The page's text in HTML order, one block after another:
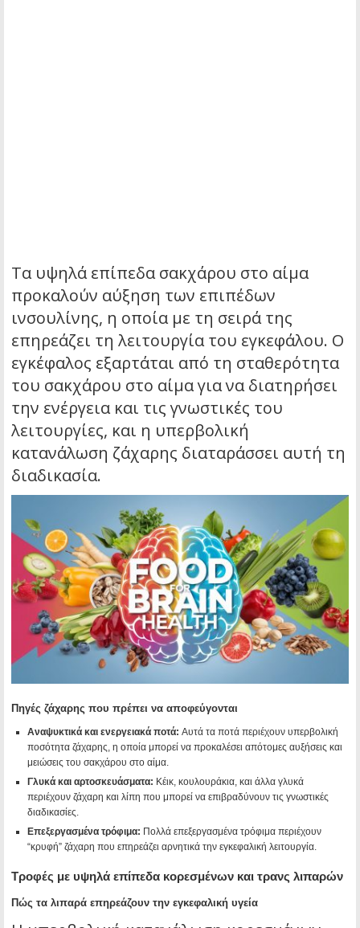
Τα υψηλά επίπεδα σακχάρου στο αίμα
προκαλούν αύξηση των επιπέδων
ινσουλίνης, η οποία με τη σειρά της
επηρεάζει τη λειτουργία του εγκεφάλου. Ο
εγκέφαλος εξαρτάται από τη σταθερότητα
του σακχάρου στο αίμα για να διατηρήσει
την ενέργεια και τις γνωστικές του
λειτουργίες, και η υπερβολική
κατανάλωση ζάχαρης διαταράσσει αυτή τη
διαδικασία.
Πηγές ζάχαρης που πρέπει να αποφεύγονται
Αναψυκτικά και ενεργειακά ποτά: Αυτά τα ποτά περιέχουν υπερβολική
ποσότητα ζάχαρης, η οποία μπορεί να προκαλέσει απότομες αυξήσεις και
μειώσεις του σακχάρου στο αίμα.
Γλυκά και αρτοσκευάσματα: Κέικ, κουλουράκια, και άλλα γλυκά
περιέχουν ζάχαρη και λίπη που μπορεί να επιβραδύνουν τις γνωστικές
διαδικασίες.
Επεξεργασμένα τρόφιμα: Πολλά επεξεργασμένα τρόφιμα περιέχουν
“κρυφή” ζάχαρη που επηρεάζει αρνητικά την εγκεφαλική λειτουργία.
Τροφές με υψηλά επίπεδα κορεσμένων και τρανς λιπαρών
Πώς τα λιπαρά επηρεάζουν την εγκεφαλική υγεία